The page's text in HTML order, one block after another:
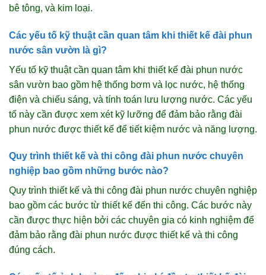
bê tông, và kim loại.
Các yếu tố kỹ thuật cần quan tâm khi thiết kế đài phun
nước sân vườn là gì?
Yếu tố kỹ thuật cần quan tâm khi thiết kế đài phun nước
sân vườn bao gồm hệ thống bơm và lọc nước, hệ thống
điện và chiếu sáng, và tính toán lưu lượng nước. Các yếu
tố này cần được xem xét kỹ lưỡng để đảm bảo rằng đài
phun nước được thiết kế để tiết kiệm nước và năng lượng.
Quy trình thiết kế và thi công đài phun nước chuyên
nghiệp bao gồm những bước nào?
Quy trình thiết kế và thi công đài phun nước chuyên nghiệp
bao gồm các bước từ thiết kế đến thi công. Các bước này
cần được thực hiện bởi các chuyên gia có kinh nghiệm để
đảm bảo rằng đài phun nước được thiết kế và thi công
đúng cách.